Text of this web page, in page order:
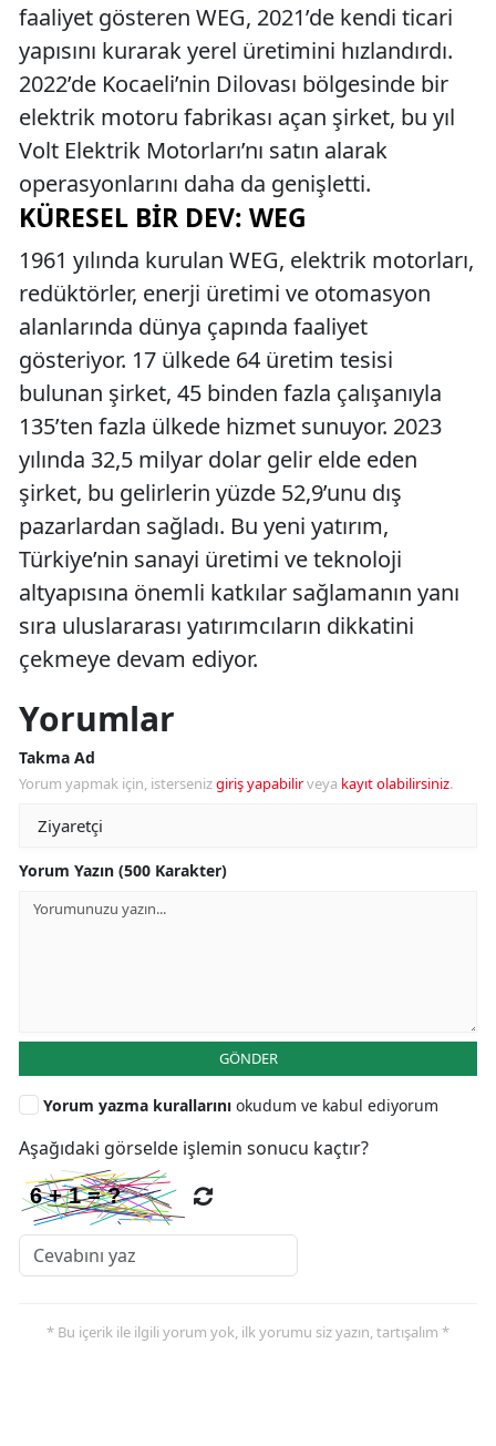
faaliyet gösteren WEG, 2021’de kendi ticari
yapısını kurarak yerel üretimini hızlandırdı.
2022’de Kocaeli’nin Dilovası bölgesinde bir
elektrik motoru fabrikası açan şirket, bu yıl
Volt Elektrik Motorları’nı satın alarak
operasyonlarını daha da genişletti.
KÜRESEL BIR DEV: WEG
1961 yılında kurulan WEG, elektrik motorları,
redüktörler, enerji üretimi ve otomasyon
alanlarında dünya çapında faaliyet
gösteriyor. 17 ülkede 64 üretim tesisi
bulunan şirket, 45 binden fazla çalışanıyla
135’ten fazla ülkede hizmet sunuyor. 2023
yılında 32,5 milyar dolar gelir elde eden
şirket, bu gelirlerin yüzde 52,9’unu dış
pazarlardan sağladı. Bu yeni yatırım,
Türkiye’nin sanayi üretimi ve teknoloji
altyapısına önemli katkılar sağlamanın yanı
sıra uluslararası yatırımcıların dikkatini
çekmeye devam ediyor.
Yorumlar
Takma Ad
Yorum yapmak için, istersenizgiriş yapabilirveya kayıt olabilirsiniz.
Yorum Yazın (500 Karakter)
GÖNDER
Yorum yazma kurallarını okudum ve kabul ediyorum
Aşağıdaki görselde işlemin sonucu kaçtır?
* Bu içerik ile ilgili yorum yok, ilk yorumu siz yazın, tartışalım *